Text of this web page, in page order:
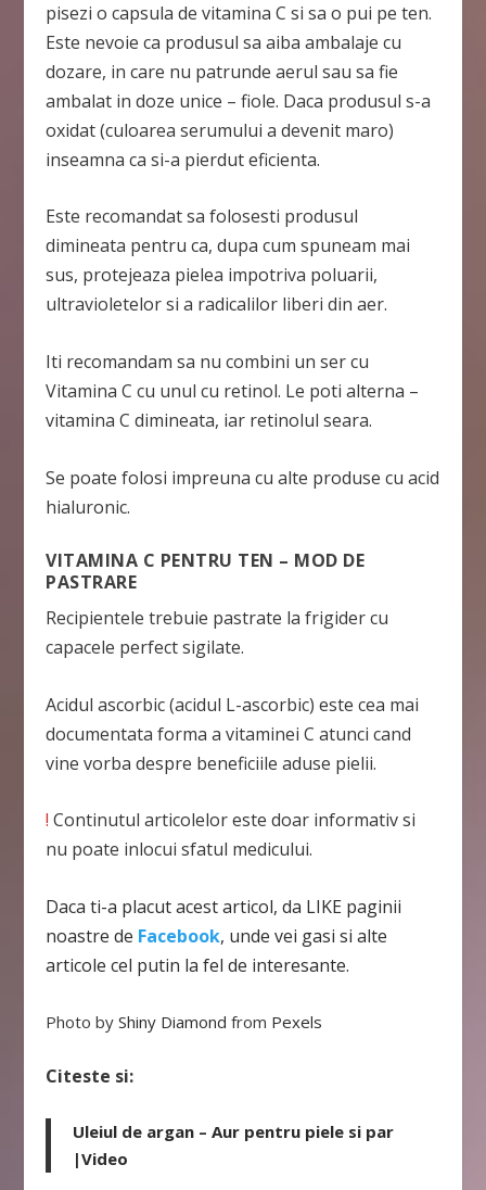
pisezi o capsula de vitamina C si sa o pui pe ten.
Este nevoie ca produsul sa aiba ambalaje cu
dozare, in care nu patrunde aerul sau sa fie
ambalat in doze unice – fiole. Daca produsul s-a
oxidat (culoarea serumului a devenit maro)
inseamna ca si-a pierdut eficienta.
Este recomandat sa folosesti produsul
dimineata pentru ca, dupa cum spuneam mai
sus, protejeaza pielea impotriva poluarii,
ultravioletelor si a radicalilor liberi din aer.
Iti recomandam sa nu combini un ser cu
Vitamina C cu unul cu retinol. Le poti alterna –
vitamina C dimineata, iar retinolul seara.
Se poate folosi impreuna cu alte produse cu acid
hialuronic.
VITAMINA C PENTRU TEN – MOD DE
PASTRARE
Recipientele trebuie pastrate la frigider cu
capacele perfect sigilate.
Acidul ascorbic (acidul L-ascorbic) este cea mai
documentata forma a vitaminei C atunci cand
vine vorba despre beneficiile aduse pielii.
! Continutul articolelor este doar informativ si
nu poate inlocui sfatul medicului.
Daca ti-a placut acest articol, da LIKE paginii
noastre de Facebook, unde vei gasi si alte
articole cel putin la fel de interesante.
Photo byShiny Diamond from Pexels
Citeste si:
Uleiul de argan – Aur pentru piele si par
|Video